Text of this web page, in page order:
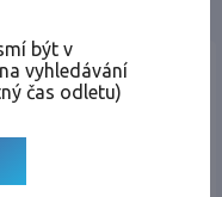
být v
vyhledávání
čas odletu)